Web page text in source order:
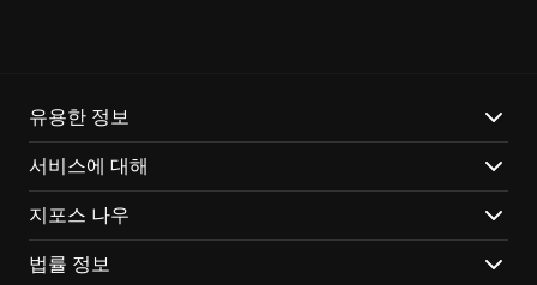
개성 강한 정착민:
각기 다른 배경과 능력을 지닌 정착민
들의 이야기를 들어보세요. 그들의 개성을 존중하고, 잠
재력을 이끌어내어, 정착지를 위한 중요한 역할을 수행하
도록 도와주세요. 그들의 운명은 당신의 손에 달려 있습
니다.
예측 불가능한 사건:
RimWorld의 세계는 끊임없이 변화
유용한 정보
서비스에 대해
지포스 나우
법률 정보